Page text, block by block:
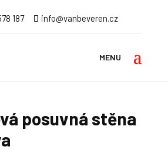
187 info@vanbeveren.cz
> Posuvná stěna
posuvná stěna